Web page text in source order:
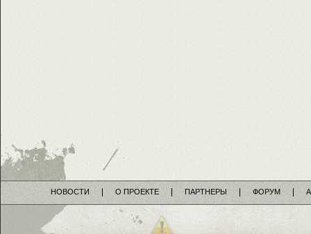
НОВОСТИ О ПРОЕКТЕ ПАРТНЕРЫ ФОРУМ